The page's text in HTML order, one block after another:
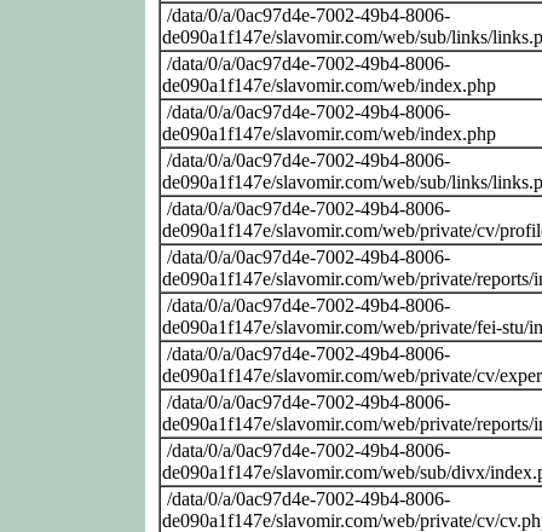
/data/0/a/0ac97d4e-7002-49b4-8006-
de090a1f147e/slavomir.com/web/sub/links/
/data/0/a/0ac97d4e-7002-49b4-8006-
de090a1f147e/slavomir.com/web/index.php
/data/0/a/0ac97d4e-7002-49b4-8006-
de090a1f147e/slavomir.com/web/index.php
/data/0/a/0ac97d4e-7002-49b4-8006-
de090a1f147e/slavomir.com/web/sub/links/
/data/0/a/0ac97d4e-7002-49b4-8006-
de090a1f147e/slavomir.com/web/private/cv/
/data/0/a/0ac97d4e-7002-49b4-8006-
de090a1f147e/slavomir.com/web/private/reports/
/data/0/a/0ac97d4e-7002-49b4-8006-
de090a1f147e/slavomir.com/web/private/fei-stu/
/data/0/a/0ac97d4e-7002-49b4-8006-
de090a1f147e/slavomir.com/web/private/cv/
/data/0/a/0ac97d4e-7002-49b4-8006-
de090a1f147e/slavomir.com/web/private/reports/
/data/0/a/0ac97d4e-7002-49b4-8006-
de090a1f147e/slavomir.com/web/sub/divx/
/data/0/a/0ac97d4e-7002-49b4-8006-
de090a1f147e/slavomir.com/web/private/cv/